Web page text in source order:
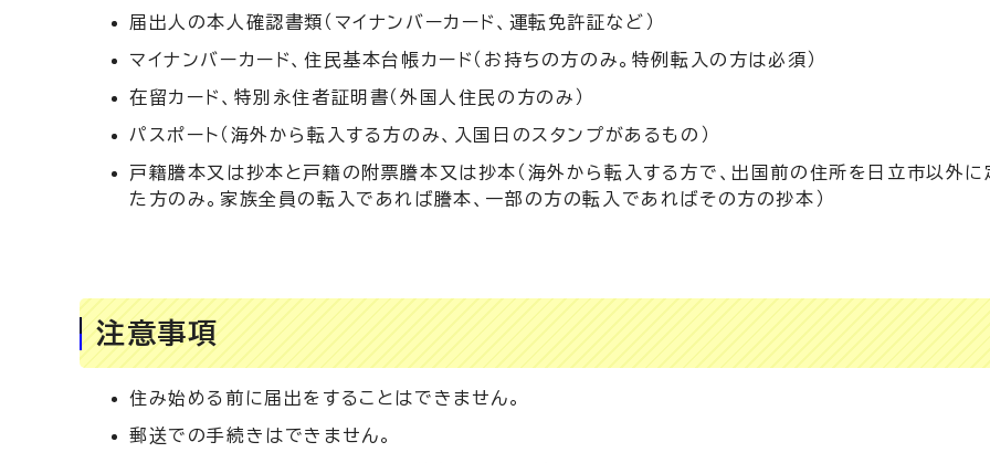
届出人の本人確認書類（マイナンバーカード、運転免許証など）
マイナンバーカード、住民基本台帳カード（お持ちの方のみ。特例転入の方は必須）
在留カード、特別永住者証明書（外国人住民の方のみ）
パスポート（海外から転入する方のみ、入国日のスタンプがあるもの）
戸籍謄本又は抄本と戸籍の附票謄本又は抄本（海外から転入する方で、出国前の住所を日立市以外に
た方のみ。家族全員の転入であれば謄本、一部の方の転入であればその方の抄本）
注意事項
住み始める前に届出をすることはできません。
郵送での手続きはできません。